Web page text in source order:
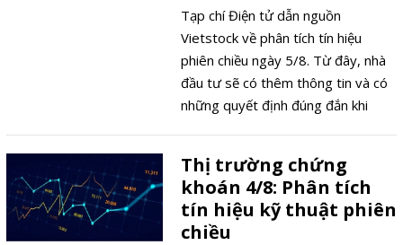
Tạp chí Điện tử dẫn nguồn
Vietstock về phân tích tín hiệu
phiên chiều ngày 5/8. Từ đây, nhà
đầu tư sẽ có thêm thông tin và có
những quyết định đúng đắn khi
Thị trường chứng
khoán 4/8: Phân tích
tín hiệu kỹ thuật phiên
chiều